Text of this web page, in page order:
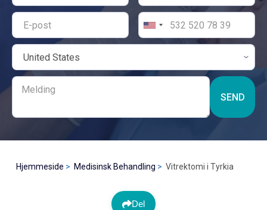
SEND
Hjemmeside Medisinsk Behandling Vitrektomi i Tyrkia
Del